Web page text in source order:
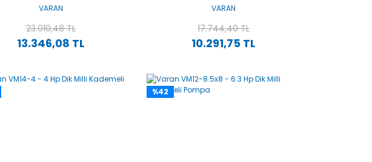
VARAN
13.346,08 TL
23.010,48 TL
VARAN
10.291,75 TL
17.744,40 TL
%42